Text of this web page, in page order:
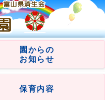
園からの
お知らせ
保育内容